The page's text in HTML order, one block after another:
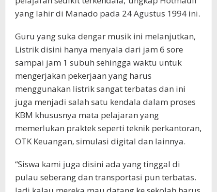
yang lahir di Manado pada 24 Agustus 1994 ini.
Guru yang suka dengar musik ini melanjutkan,
Listrik disini hanya menyala dari jam 6 sore
sampai jam 1 subuh sehingga waktu untuk
mengerjakan pekerjaan yang harus
menggunakan listrik sangat terbatas dan ini
juga menjadi salah satu kendala dalam proses
KBM khususnya mata pelajaran yang
memerlukan praktek seperti teknik perkantoran,
OTK Keuangan, simulasi digital dan lainnya.
“Siswa kami juga disini ada yang tinggal di
pulau seberang dan transportasi pun terbatas.